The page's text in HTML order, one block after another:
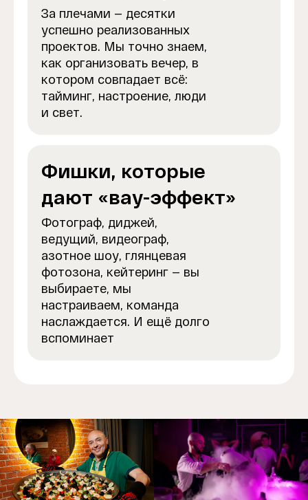
За плечами — десятки
успешно реализованных
проектов. Мы точно знаем,
как организовать вечер, в
котором совпадает всё:
тайминг, настроение, люди
и свет.
Фишки, которые
дают «вау-эффект»
Фотограф, диджей,
ведущий, видеограф,
азотное шоу, глянцевая
фотозона, кейтеринг — вы
выбираете, мы
настраиваем, команда
наслаждается. И ещё долго
вспоминает